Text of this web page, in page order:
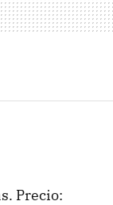
Precio: